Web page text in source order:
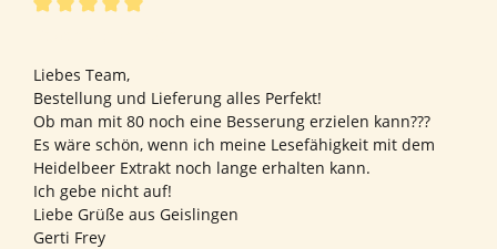
Liebes Team,
Bestellung und Lieferung alles Perfekt!
Ob man mit 80 noch eine Besserung erzielen kann???
Es wäre schön, wenn ich meine Lesefähigkeit mit dem
Heidelbeer Extrakt noch lange erhalten kann.
Ich gebe nicht auf!
Liebe Grüße aus Geislingen
Gerti Frey